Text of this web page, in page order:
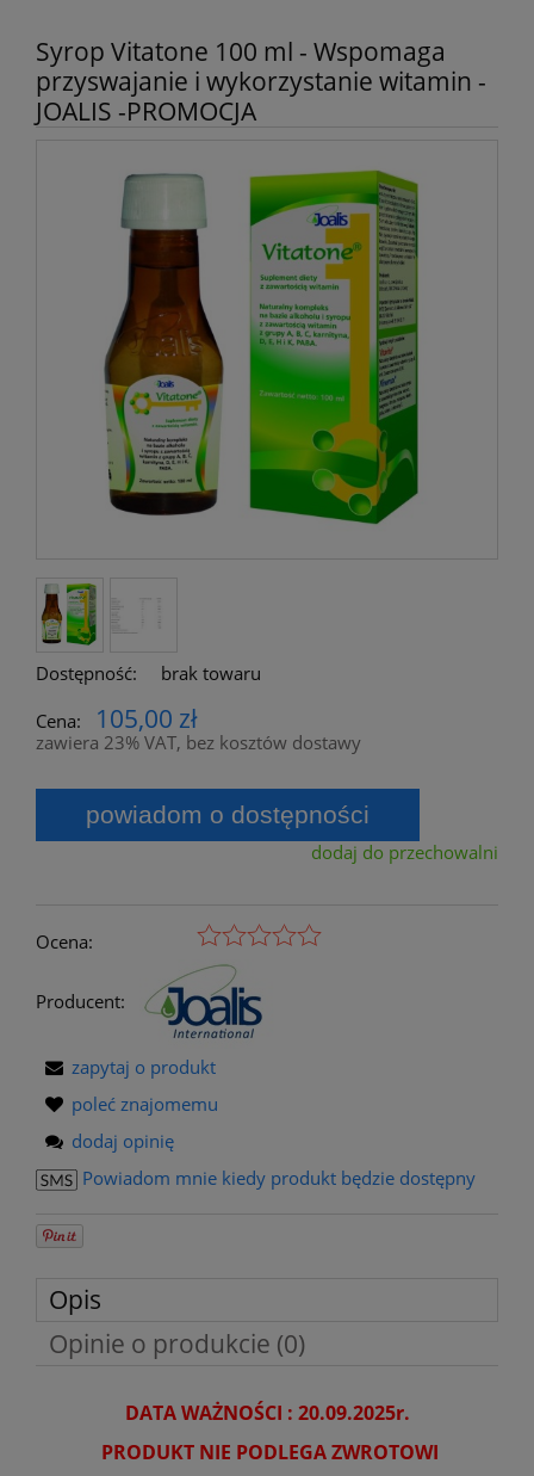
Syrop Vitatone 100 ml - Wspomaga
przyswajanie i wykorzystanie witamin -
JOALIS -PROMOCJA
Dostępność:
brak towaru
Cena:
105,00 zł
zawiera 23% VAT, bez kosztów dostawy
powiadom o dostępności
dodaj do przechowalni
Ocena:
Producent:
zapytaj o produkt
poleć znajomemu
dodaj opinię
Powiadom mnie kiedy produkt będzie dostępny
Opis
Opinie o produkcie (0)
DATA WAŻNOŚCI : 20.09.2025r.
PRODUKT NIE PODLEGA ZWROTOWI